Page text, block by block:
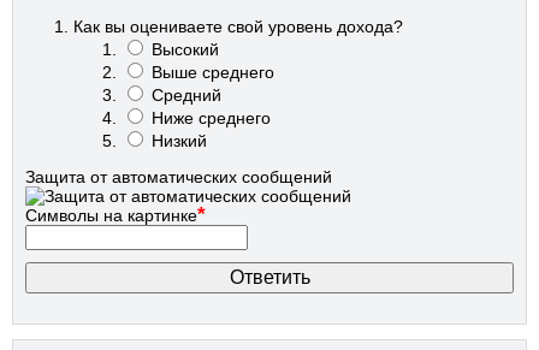
Как вы оцениваете свой уровень дохода?
Высокий
Выше среднего
Средний
Ниже среднего
Низкий
Защита от автоматических сообщений
Символы на картинке*